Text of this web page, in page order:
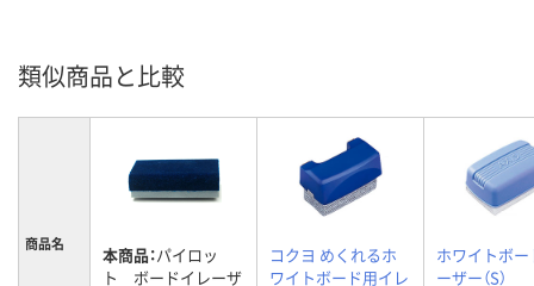
類似商品と比較
商品名 本商品：パイロッ
ト ボードイレーザ
コクヨ めくれるホ
ワイトボード用イレ
ホワイトボ
ーザー（S）